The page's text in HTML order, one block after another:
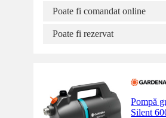
Poate fi comandat online
Poate fi rezervat
Pompă
Silent